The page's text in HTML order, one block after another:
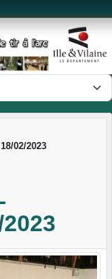
02/2023